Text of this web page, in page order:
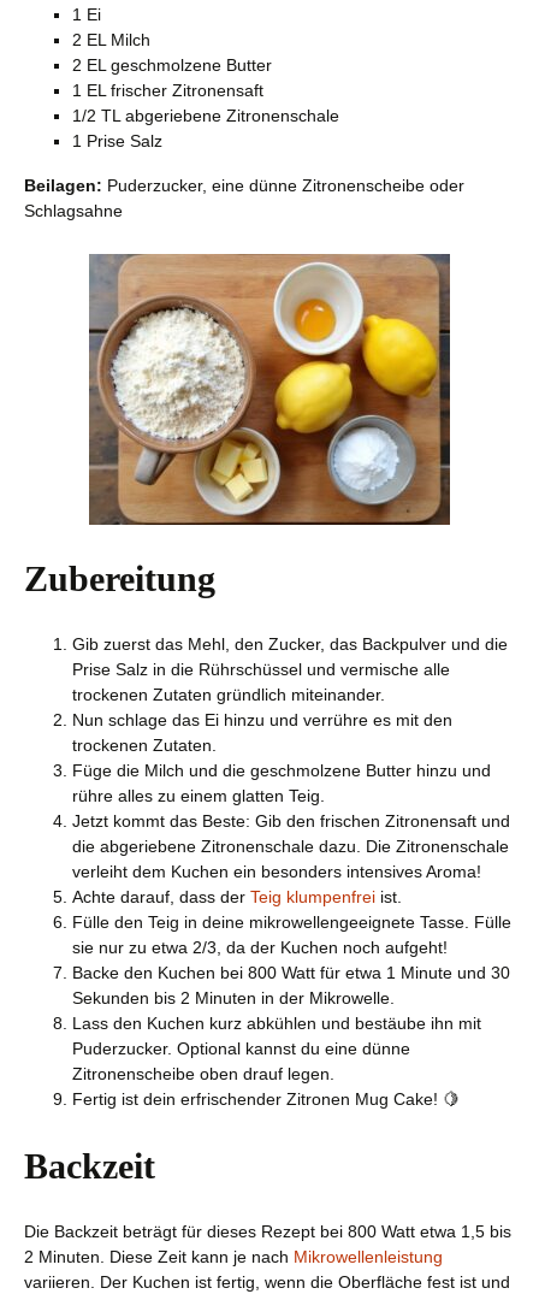
1 Ei
2 EL Milch
2 EL geschmolzene Butter
1 EL frischer Zitronensaft
1/2 TL abgeriebene Zitronenschale
1 Prise Salz
Beilagen: Puderzucker, eine dünne Zitronenscheibe oder
Schlagsahne
Zubereitung
Gib zuerst das Mehl, den Zucker, das Backpulver und die
Prise Salz in die Rührschüssel und vermische alle
trockenen Zutaten gründlich miteinander.
Nun schlage das Ei hinzu und verrühre es mit den
trockenen Zutaten.
Füge die Milch und die geschmolzene Butter hinzu und
rühre alles zu einem glatten Teig.
Jetzt kommt das Beste: Gib den frischen Zitronensaft und
die abgeriebene Zitronenschale dazu. Die Zitronenschale
verleiht dem Kuchen ein besonders intensives Aroma!
Achte darauf, dass der Teig klumpenfrei ist.
Fülle den Teig in deine mikrowellengeeignete Tasse. Fülle
sie nur zu etwa 2/3, da der Kuchen noch aufgeht!
Backe den Kuchen bei 800 Watt für etwa 1 Minute und 30
Sekunden bis 2 Minuten in der Mikrowelle.
Lass den Kuchen kurz abkühlen und bestäube ihn mit
Puderzucker. Optional kannst du eine dünne
Zitronenscheibe oben drauf legen.
Fertig ist dein erfrischender Zitronen Mug Cake! 🍋
Backzeit
Die Backzeit beträgt für dieses Rezept bei 800 Watt etwa 1,5 bis
2 Minuten. Diese Zeit kann je nach Mikrowellenleistung
variieren. Der Kuchen ist fertig, wenn die Oberfläche fest ist und